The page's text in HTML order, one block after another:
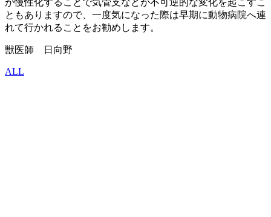
が慢性化することで気管支などが不可逆的な変化を起こすこ
ともありますので、一度気になった際は早期に動物病院へ連
れて行かれることをお勧めします。
獣医師 日向野
ALL